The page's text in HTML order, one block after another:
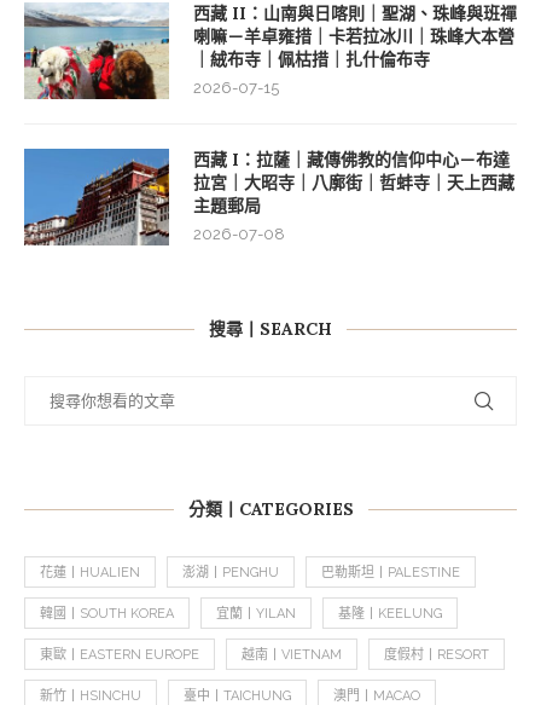
西藏 II：山南與日喀則｜聖湖、珠峰與班禪
喇嘛－羊卓雍措｜卡若拉冰川｜珠峰大本營
｜絨布寺｜佩枯措｜扎什倫布寺
2026-07-15
西藏 I：拉薩｜藏傳佛教的信仰中心－布達
拉宮｜大昭寺｜八廓街｜哲蚌寺｜天上西藏
主題郵局
2026-07-08
搜尋丨SEARCH
分類丨CATEGORIES
花蓮丨HUALIEN 澎湖丨PENGHU 巴勒斯坦丨PALESTINE
韓國丨SOUTH KOREA 宜蘭丨YILAN 基隆丨KEELUNG
東歐丨EASTERN EUROPE 越南丨VIETNAM 度假村丨RESORT
新竹丨HSINCHU 臺中丨TAICHUNG 澳門丨MACAO